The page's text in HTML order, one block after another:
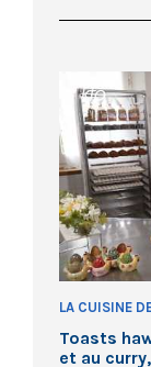
LA CUISINE
Toasts
et au